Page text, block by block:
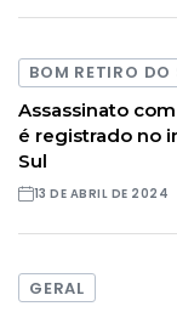
BOM RETIRO DO
Assassinato
é registrado no
Sul
13 DE ABRIL DE 2024
GERAL